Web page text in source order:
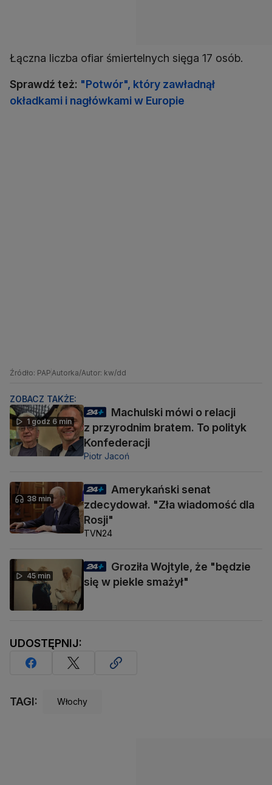
Łączna liczba ofiar śmiertelnych sięga 17 osób.
Sprawdź też: "Potwór", który zawładnął
okładkami i nagłówkami w Europie
Źródło: PAPAutorka/Autor: kw/dd
ZOBACZ TAKŻE:
1 godz 6 min
Machulski mówi o relacji
z przyrodnim bratem. To polityk
Konfederacji
Piotr Jacoń
38 min
Amerykański senat
zdecydował. "Zła wiadomość dla
Rosji"
TVN24
45 min
Groziła Wojtyle, że "będzie
się w piekle smażył"
UDOSTĘPNIJ:
TAGI: Włochy